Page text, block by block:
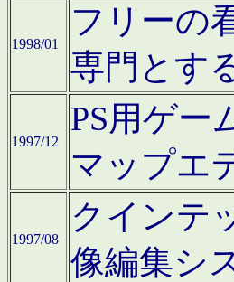
1998/01
フリーの
専門とす
1997/12
PS用ゲー
マップエ
1997/08
クインテ
像編集シ